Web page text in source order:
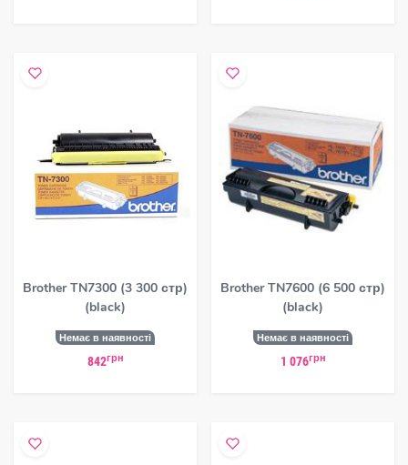
Brother TN7300 (3 300 стр)
(black)
Немає в наявності
842грн
Brother TN7600 (6 500 стр)
(black)
Немає в наявності
1 076грн